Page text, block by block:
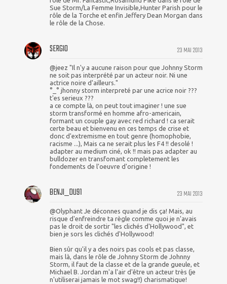
Sue Storm/La Femme Invisible,Hunter Parish pour le
rôle de la Torche et enfin Jeffery Dean Morgan dans
le rôle de la Chose.
23 MAI 2013
SERGIO
@jeez "Il n'y a aucune raison pour que Johnny Storm
ne soit pas interprété par un acteur noir. Ni une
actrice noire d'ailleurs."
°_° jhonny storm interpreté par une acrice noir ???
t'es serieux ???
a ce compte là, on peut tout imaginer ! une sue
storm transformé en homme afro-americain,
formant un couple gay avec red richard ! ca serait
certe beau et bienvenu en ces temps de crise et
donc d'extremisme en tout genre (homophobie,
racisme ...), Mais ca ne serait plus les F4 !! desolé !
adapter au medium ciné, ok !! mais pas adapter au
bulldozer en transfomant completement les
fondements de l'oeuvre d'origine !
23 MAI 2013
BENJI_DU91
@Olyphant Je déconnes quand je dis ça! Mais, au
risque d'enfreindre ta règle comme quoi je n'avais
pas le droit de sortir "les clichés d'Hollywood", et
bien je sors les clichés d'Hollywood!
Bien sûr qu'il y a des noirs pas cools et pas classe,
mais là, dans le rôle de Johnny Storm de Johnny
Storm, il faut de la classe et de la grande gueule, et
Michael B. Jordan m'a l'air d'être un acteur très (je
n'utiliserai jamais le mot swag!!) charismatique!